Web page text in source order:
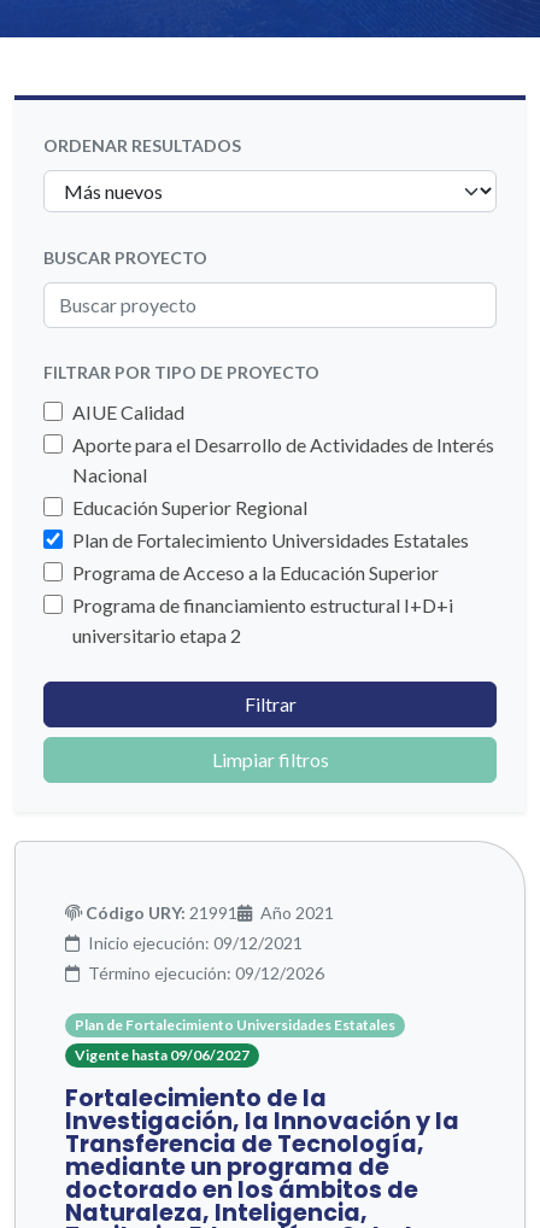
ORDENAR RESULTADOS
BUSCAR PROYECTO
FILTRAR POR TIPO DE PROYECTO
AIUE Calidad
Aporte para el Desarrollo de Actividades de Interés
Nacional
Educación Superior Regional
Plan de Fortalecimiento Universidades Estatales
Programa de Acceso a la Educación Superior
Programa de financiamiento estructural I+D+i
universitario etapa 2
Filtrar
Limpiar filtros
Código URY: 21991
Año 2021
Inicio ejecución: 09/12/2021
Término ejecución: 09/12/2026
Plan de Fortalecimiento Universidades Estatales
Vigente hasta 09/06/2027
Fortalecimiento de la
Investigación, la Innovación y la
Transferencia de Tecnología,
mediante un programa de
doctorado en los ámbitos de
Naturaleza, Inteligencia,